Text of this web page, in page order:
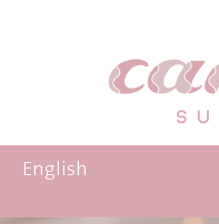
English